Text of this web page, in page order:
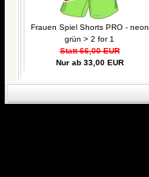
Frauen Spiel Shorts PRO - neon
grün > 2 for 1
Statt 66,00 EUR
Nur ab 33,00 EUR